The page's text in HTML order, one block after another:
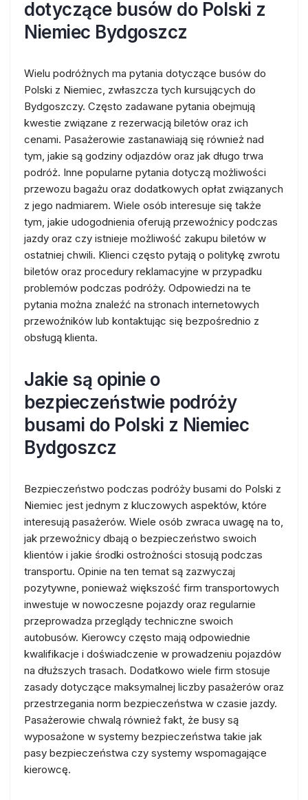
dotyczące busów do Polski z
Niemiec Bydgoszcz
Wielu podróżnych ma pytania dotyczące busów do
Polski z Niemiec, zwłaszcza tych kursujących do
Bydgoszczy. Często zadawane pytania obejmują
kwestie związane z rezerwacją biletów oraz ich
cenami. Pasażerowie zastanawiają się również nad
tym, jakie są godziny odjazdów oraz jak długo trwa
podróż. Inne popularne pytania dotyczą możliwości
przewozu bagażu oraz dodatkowych opłat związanych
z jego nadmiarem. Wiele osób interesuje się także
tym, jakie udogodnienia oferują przewoźnicy podczas
jazdy oraz czy istnieje możliwość zakupu biletów w
ostatniej chwili. Klienci często pytają o politykę zwrotu
biletów oraz procedury reklamacyjne w przypadku
problemów podczas podróży. Odpowiedzi na te
pytania można znaleźć na stronach internetowych
przewoźników lub kontaktując się bezpośrednio z
obsługą klienta.
Jakie są opinie o
bezpieczeństwie podróży
busami do Polski z Niemiec
Bydgoszcz
Bezpieczeństwo podczas podróży busami do Polski z
Niemiec jest jednym z kluczowych aspektów, które
interesują pasażerów. Wiele osób zwraca uwagę na to,
jak przewoźnicy dbają o bezpieczeństwo swoich
klientów i jakie środki ostrożności stosują podczas
transportu. Opinie na ten temat są zazwyczaj
pozytywne, ponieważ większość firm transportowych
inwestuje w nowoczesne pojazdy oraz regularnie
przeprowadza przeglądy techniczne swoich
autobusów. Kierowcy często mają odpowiednie
kwalifikacje i doświadczenie w prowadzeniu pojazdów
na dłuższych trasach. Dodatkowo wiele firm stosuje
zasady dotyczące maksymalnej liczby pasażerów oraz
przestrzegania norm bezpieczeństwa w czasie jazdy.
Pasażerowie chwalą również fakt, że busy są
wyposażone w systemy bezpieczeństwa takie jak
pasy bezpieczeństwa czy systemy wspomagające
kierowcę.